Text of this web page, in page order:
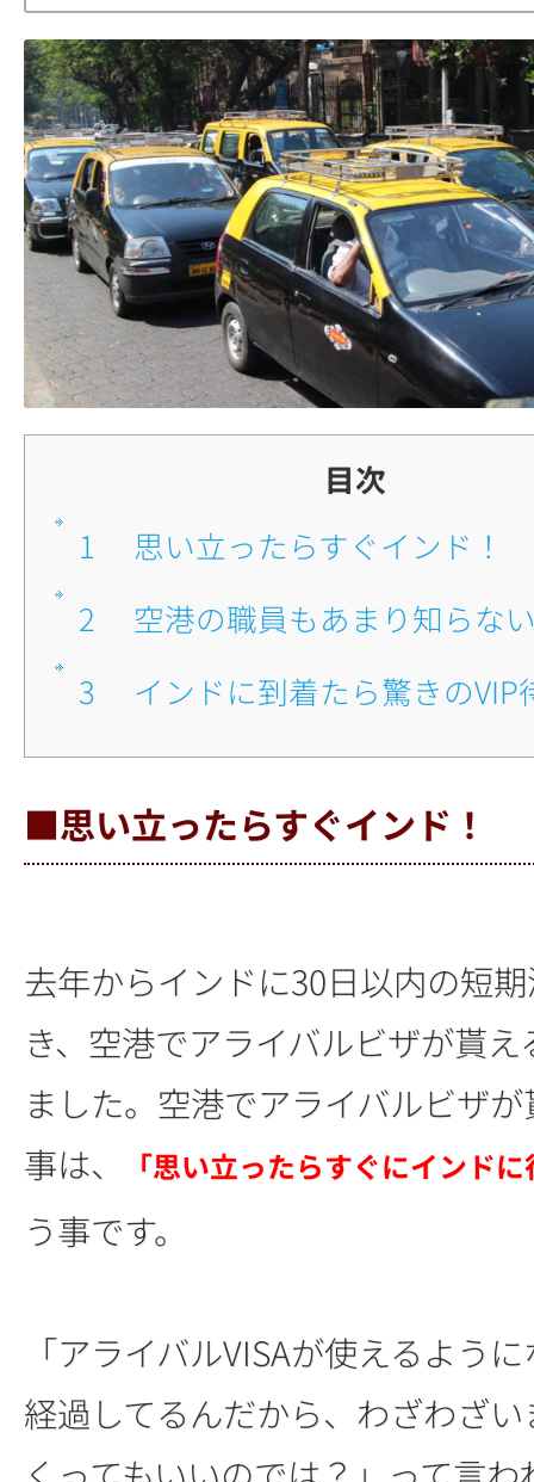
目次
1
■思い立ったらすぐインド！
2
■空港の職員もあまり知らな
3
■インドに到着たら驚きの
■思い立ったらすぐインド！
去年からインドに30日以内の短
き、空港でアライバルビザが貰
ました。空港でアライバルビザ
事は、
「思い立ったらすぐにインド
う事です。
「アライバルVISAが使えるよう
経過してるんだから、わざわざ